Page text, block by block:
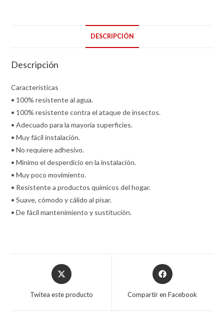
DESCRIPCIÓN
Descripción
Características
• 100% resistente al agua.
• 100% resistente contra el ataque de insectos.
• Adecuado para la mayoría superficies.
• Muy fácil instalación.
• No requiere adhesivo.
• Mínimo el desperdicio en la instalación.
• Muy poco movimiento.
• Resistente a productos químicos del hogar.
• Suave, cómodo y cálido al pisar.
• De fácil mantenimiento y sustitución.
Opens
in
Twitea este producto
Opens
in
Compartir en Facebook